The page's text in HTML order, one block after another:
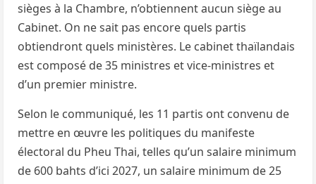
sièges à la Chambre, n’obtiennent aucun siège au
Cabinet. On ne sait pas encore quels partis
obtiendront quels ministères. Le cabinet thaïlandais
est composé de 35 ministres et vice-ministres et
d’un premier ministre.
Selon le communiqué, les 11 partis ont convenu de
mettre en œuvre les politiques du manifeste
électoral du Pheu Thai, telles qu’un salaire minimum
de 600 bahts d’ici 2027, un salaire minimum de 25